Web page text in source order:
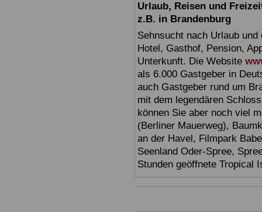
Urlaub, Reisen und
z.B. in Brandenburg
Sehnsucht nach Urlaub
Hotel, Gasthof, Pension,
Unterkunft. Die Website
als 6.000 Gastgeber in
auch Gastgeber rund um
mit dem legendären
können Sie aber noch viel
(Berliner Mauerweg),
an der Havel, Filmpark
Seenland Oder-Spree,
Stunden geöffnete Tropical